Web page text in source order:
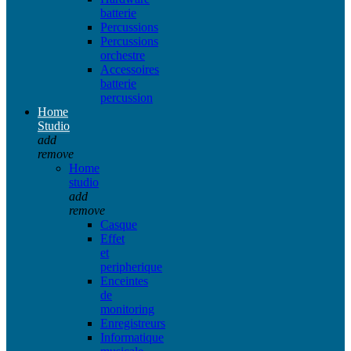
batterie
Percussions
Percussions
orchestre
Accessoires
batterie
percussion
Home
Studio
add
remove
Home
studio
add
remove
Casque
Effet
et
peripherique
Enceintes
de
monitoring
Enregistreurs
Informatique